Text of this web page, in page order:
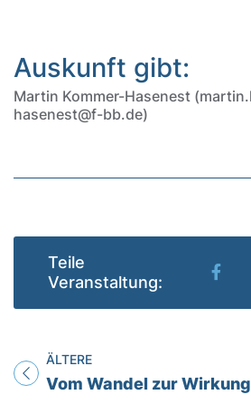
Auskunft gibt:
Martin Kommer-Hasenest
hasenest@f-bb.de)
Teile
Veranstaltung:
ÄLTERE
Titel für Veranstaltung
Vom Wandel zur Wirkung – Transform.by Fazit: